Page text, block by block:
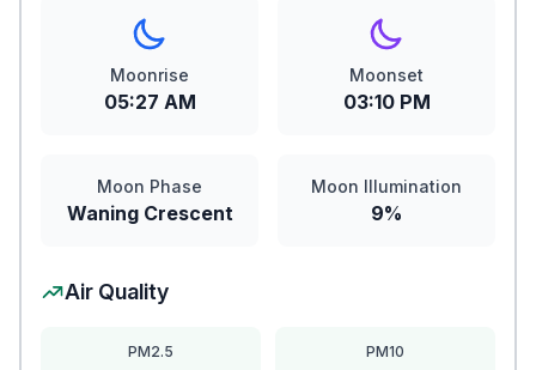
Moonrise
05:27 AM
Moonset
03:10 PM
Moon Phase
Waning Crescent
Moon Illumination
9%
Air Quality
PM2.5 PM10